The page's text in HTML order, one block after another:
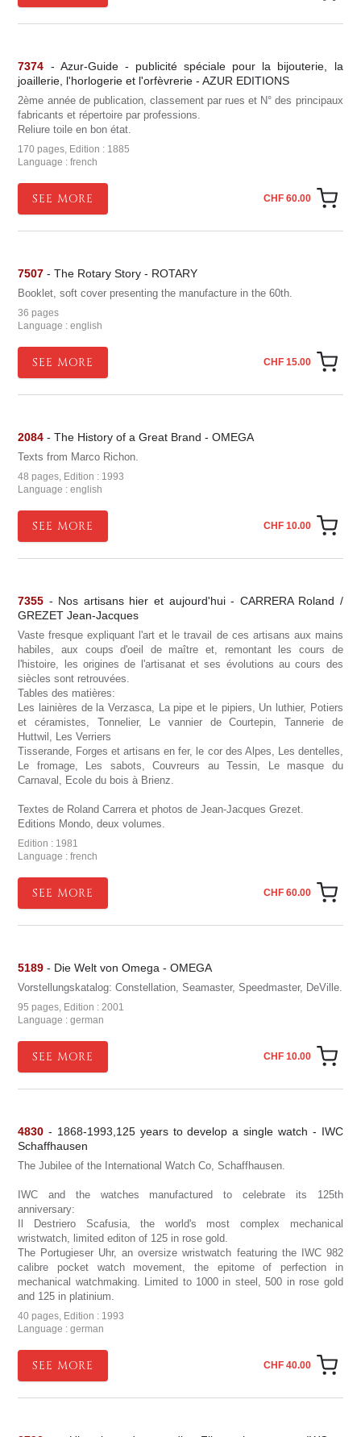
7374 - Azur-Guide - publicité spéciale pour la bijouterie, la
joaillerie, l'horlogerie et l'orfèvrerie - AZUR EDITIONS
2ème année de publication, classement par rues et N° des principaux
fabricants et répertoire par professions.
Reliure toile en bon état.
170 pages, Edition : 1885
Language : french
SEE MORE CHF 60.00
7507 - The Rotary Story - ROTARY
Booklet, soft cover presenting the manufacture in the 60th.
36 pages
Language : english
SEE MORE CHF 15.00
2084 - The History of a Great Brand - OMEGA
Texts from Marco Richon.
48 pages, Edition : 1993
Language : english
SEE MORE CHF 10.00
7355 - Nos artisans hier et aujourd'hui - CARRERA Roland /
GREZET Jean-Jacques
Vaste fresque expliquant l'art et le travail de ces artisans aux mains
habiles, aux coups d'oeil de maître et, remontant les cours de
l'histoire, les origines de l'artisanat et ses évolutions au cours des
siècles sont retrouvées.
Tables des matières:
Les lainières de la Verzasca, La pipe et le pipiers, Un luthier, Potiers
et céramistes, Tonnelier, Le vannier de Courtepin, Tannerie de
Huttwil, Les Verriers
Tisserande, Forges et artisans en fer, le cor des Alpes, Les dentelles,
Le fromage, Les sabots, Couvreurs au Tessin, Le masque du
Carnaval, Ecole du bois à Brienz.
Textes de Roland Carrera et photos de Jean-Jacques Grezet.
Editions Mondo, deux volumes.
Edition : 1981
Language : french
SEE MORE CHF 60.00
5189 - Die Welt von Omega - OMEGA
Vorstellungskatalog: Constellation, Seamaster, Speedmaster, DeVille.
95 pages, Edition : 2001
Language : german
SEE MORE CHF 10.00
4830 - 1868-1993,125 years to develop a single watch - IWC
Schaffhausen
The Jubilee of the International Watch Co, Schaffhausen.
IWC and the watches manufactured to celebrate its 125th
anniversary:
Il Destriero Scafusia, the world's most complex mechanical
wristwatch, limited editon of 125 in rose gold.
The Portugieser Uhr, an oversize wristwatch featuring the IWC 982
calibre pocket watch movement, the epitome of perfection in
mechanical watchmaking. Limited to 1000 in steel, 500 in rose gold
and 125 in platinium.
40 pages, Edition : 1993
Language : german
SEE MORE CHF 40.00